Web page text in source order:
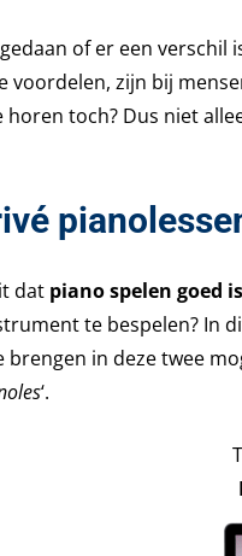
of er een verschil
voordelen, zijn bij
horen toch? Dus niet
dat piano spelen goed
te bespelen? In
in deze twee
‘.